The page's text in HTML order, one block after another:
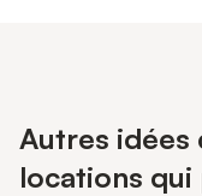
Autres idées
locations